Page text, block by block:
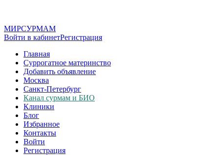
МИРСУРМАМ
Войти в кабинетРегистрация
Главная
Суррогатное материнство
Добавить объявление
Москва
Санкт-Петербург
Канал сурмам и БИО
Клиники
Блог
Избранное
Контакты
Войти
Регистрация